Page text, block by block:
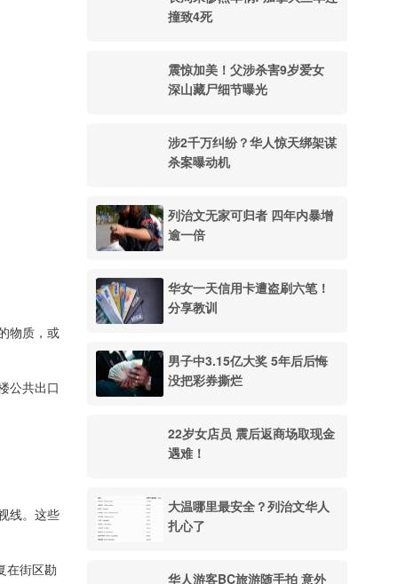
物质，或
公共出口
线。这些
在街区勘
撞致4死
震惊加美！父涉杀害9岁爱女
深山藏尸细节曝光
涉2千万纠纷？华人惊天绑架谋
杀案曝动机
列治文无家可归者 四年内暴增
逾一倍
华女一天信用卡遭盗刷六笔！
分享教训
男子中3.15亿大奖 5年后后悔
没把彩券撕烂
22岁女店员 震后返商场取现金
遇难！
大温哪里最安全？列治文华人
扎心了
华人游客BC旅游随手拍 意外